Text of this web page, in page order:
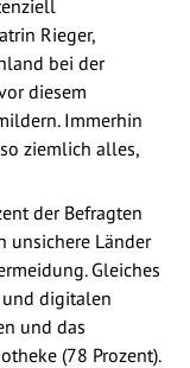
Rieger,
bei der
diesem
Immerhin
ziemlich alles,
der Befragten
unsichere Länder
Gleiches
digitalen
und das
(78 Prozent).